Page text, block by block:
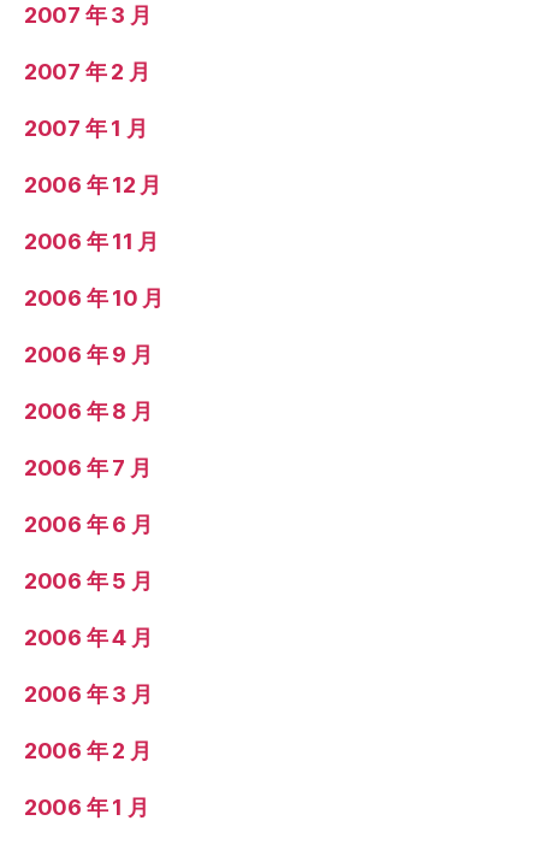
2007 年 3 月
2007 年 2 月
2007 年 1 月
2006 年 12 月
2006 年 11 月
2006 年 10 月
2006 年 9 月
2006 年 8 月
2006 年 7 月
2006 年 6 月
2006 年 5 月
2006 年 4 月
2006 年 3 月
2006 年 2 月
2006 年 1 月